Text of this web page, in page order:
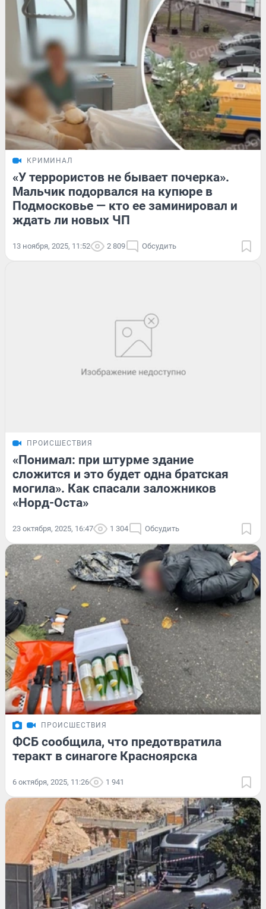
КРИМИНАЛ
«У террористов не бывает почерка».
Мальчик подорвался на купюре в
Подмосковье — кто ее заминировал и
ждать ли новых ЧП
13 ноября, 2025, 11:52 2 809 Обсудить
ПРОИСШЕСТВИЯ
«Понимал: при штурме здание
сложится и это будет одна братская
могила». Как спасали заложников
«Норд-Оста»
23 октября, 2025, 16:47 1 304 Обсудить
ПРОИСШЕСТВИЯ
ФСБ сообщила, что предотвратила
теракт в синагоге Красноярска
6 октября, 2025, 11:26 1 941